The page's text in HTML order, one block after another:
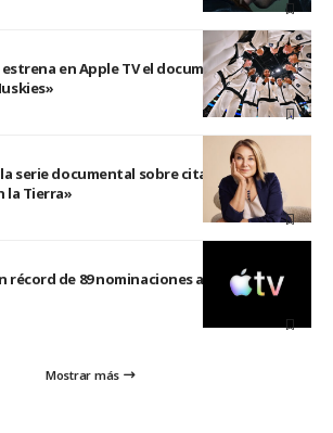
estrena en Apple TV el documental «La
serie documental sobre citas titulada «La
la Tierra»
récord de 89 nominaciones a los premios
Mostrar más